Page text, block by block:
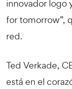
innovador logo
for tomorrow”,
red.
Ted Verkade,
está en el